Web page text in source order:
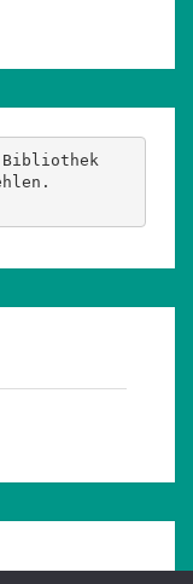
Bibliothek